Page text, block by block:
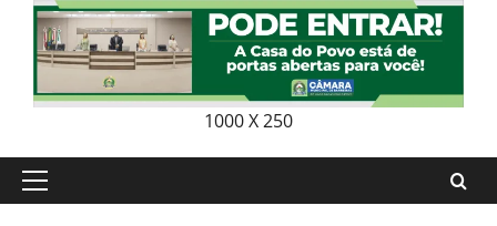
1000 X 250
Primary